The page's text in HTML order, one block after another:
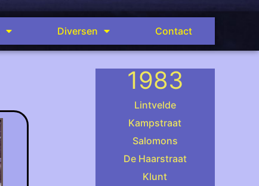
Diversen Contact
1983
Lintvelde
Kampstraat
Salomons
De Haarstraat
Klunt